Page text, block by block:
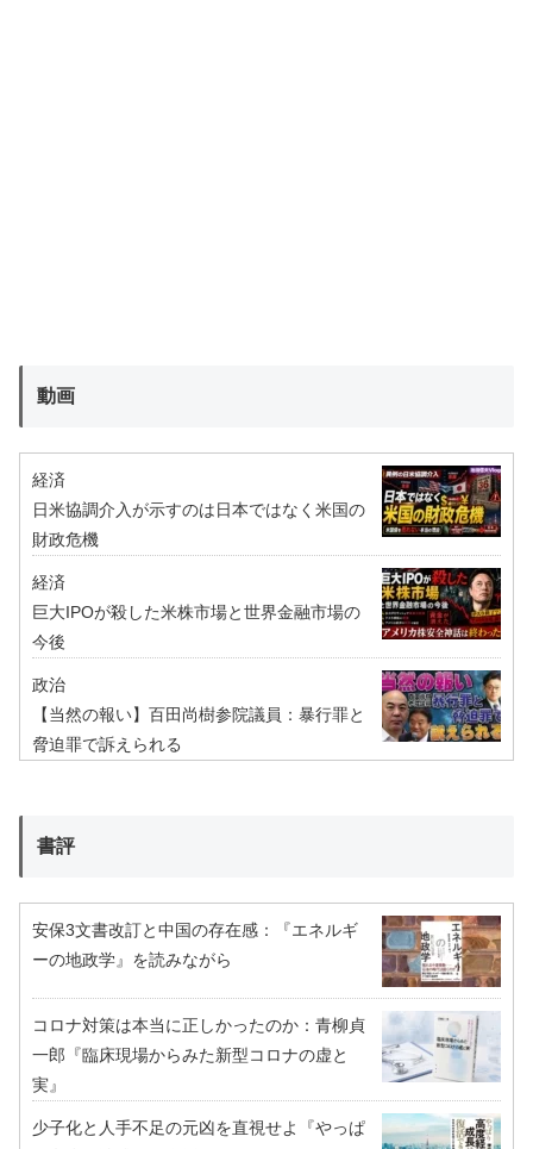
動画
経済
日米協調介入が示すのは日本ではなく米国の
財政危機
経済
巨大IPOが殺した米株市場と世界金融市場の
今後
政治
【当然の報い】百田尚樹参院議員：暴行罪と
脅迫罪で訴えられる
書評
安保3文書改訂と中国の存在感：『エネルギ
ーの地政学』を読みながら
コロナ対策は本当に正しかったのか：青柳貞
一郎『臨床現場からみた新型コロナの虚と
実』
少子化と人手不足の元凶を直視せよ『やっぱ